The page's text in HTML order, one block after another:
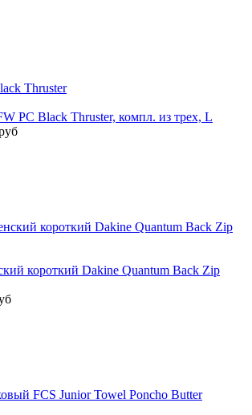
PC Black Thruster, компл. из трех, L
короткий Dakine Quantum Back Zip